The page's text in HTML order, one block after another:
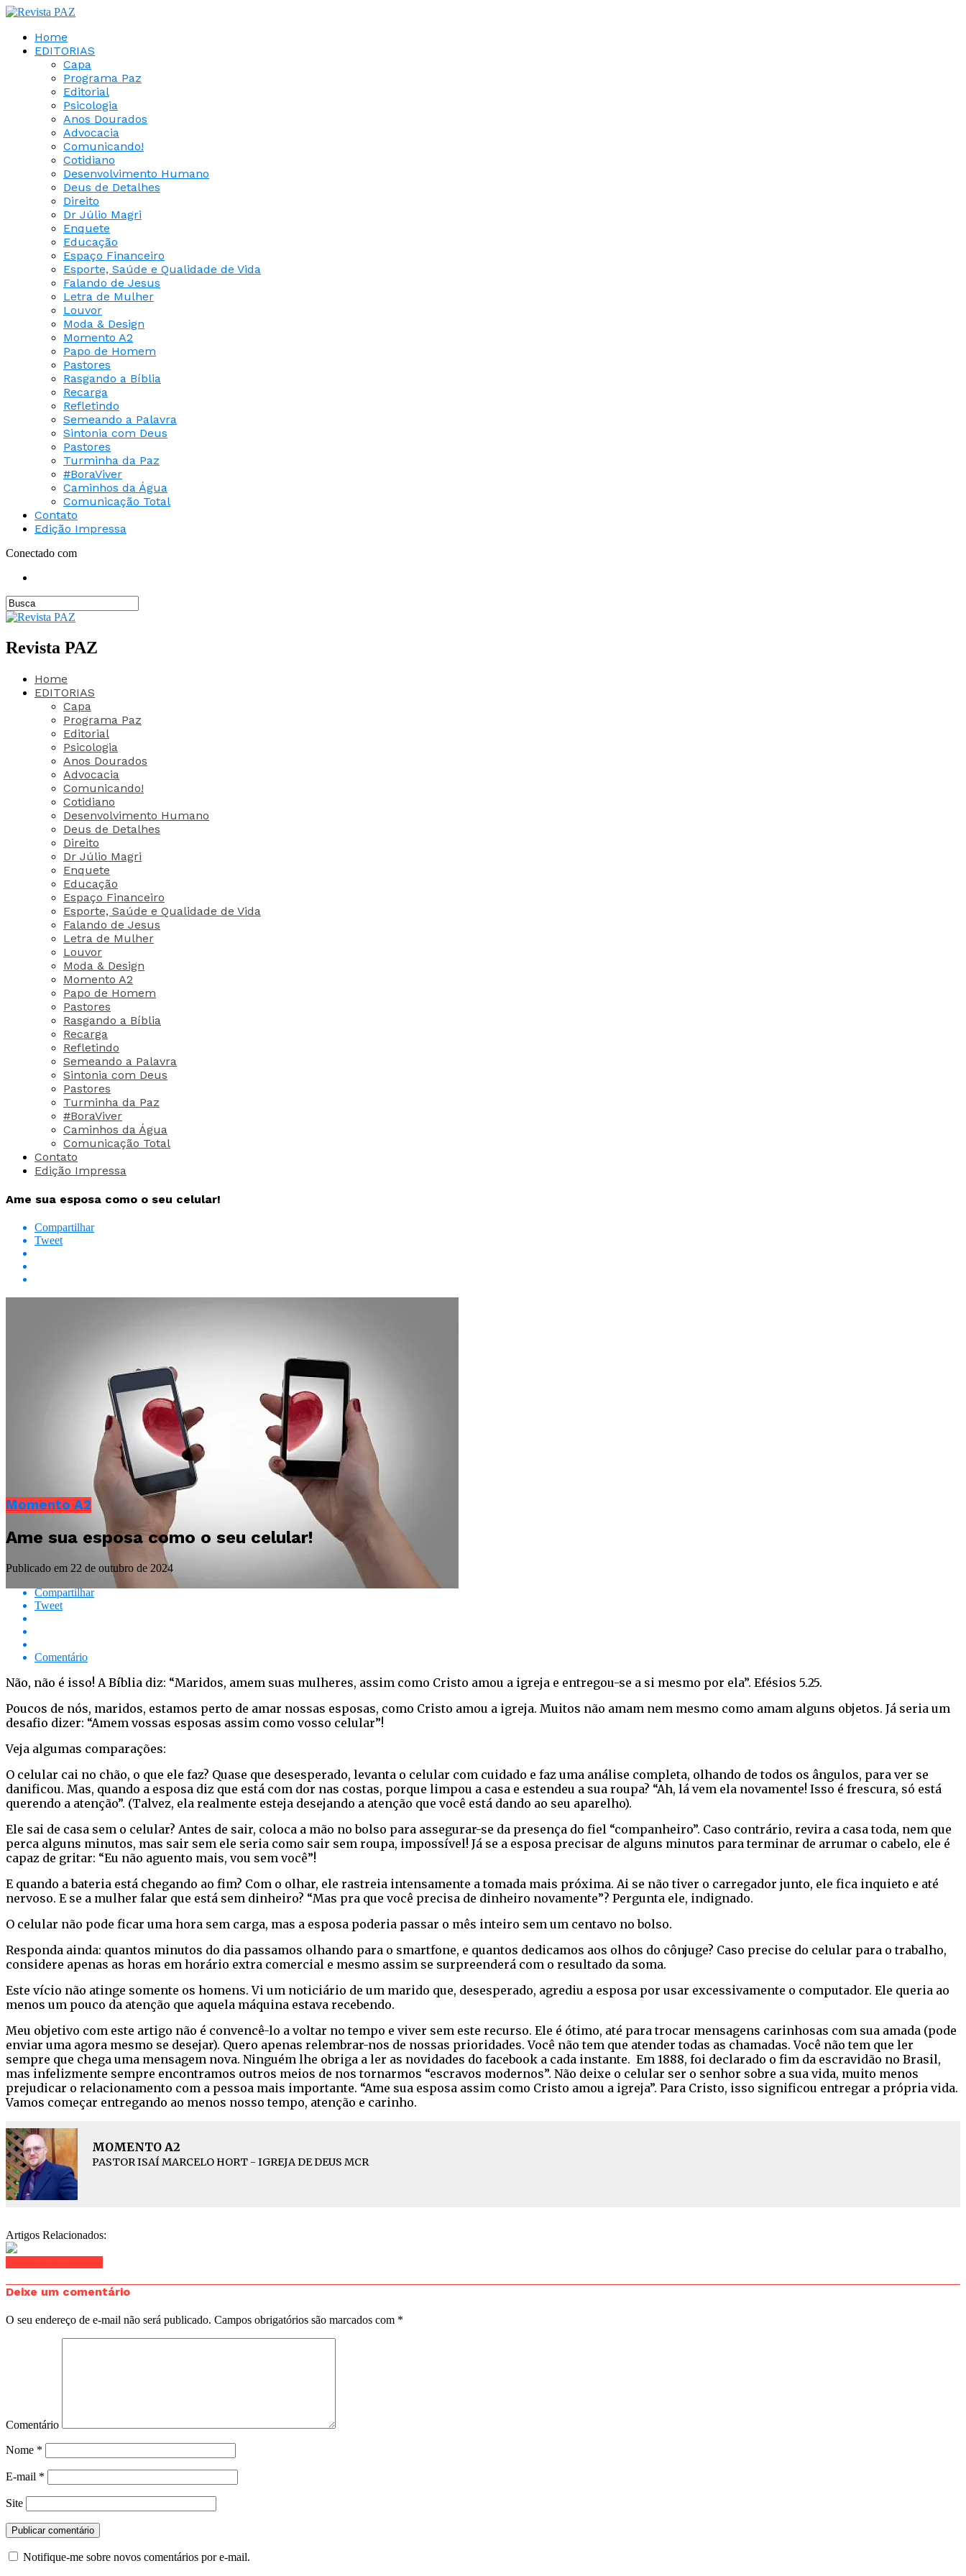
Home
EDITORIAS
Capa
Programa Paz
Editorial
Psicologia
Anos Dourados
Advocacia
Comunicando!
Cotidiano
Desenvolvimento Humano
Deus de Detalhes
Direito
Dr Júlio Magri
Enquete
Educação
Espaço Financeiro
Esporte, Saúde e Qualidade de Vida
Falando de Jesus
Letra de Mulher
Louvor
Moda & Design
Momento A2
Papo de Homem
Pastores
Rasgando a Bíblia
Recarga
Refletindo
Semeando a Palavra
Sintonia com Deus
Pastores
Turminha da Paz
#BoraViver
Caminhos da Água
Comunicação Total
Contato
Edição Impressa
Conectado com
Revista PAZ
Home
EDITORIAS
Capa
Programa Paz
Editorial
Psicologia
Anos Dourados
Advocacia
Comunicando!
Cotidiano
Desenvolvimento Humano
Deus de Detalhes
Direito
Dr Júlio Magri
Enquete
Educação
Espaço Financeiro
Esporte, Saúde e Qualidade de Vida
Falando de Jesus
Letra de Mulher
Louvor
Moda & Design
Momento A2
Papo de Homem
Pastores
Rasgando a Bíblia
Recarga
Refletindo
Semeando a Palavra
Sintonia com Deus
Pastores
Turminha da Paz
#BoraViver
Caminhos da Água
Comunicação Total
Contato
Edição Impressa
Ame sua esposa como o seu celular!
Compartilhar
Tweet
Momento A2
Ame sua esposa como o seu celular!
Publicado em 22 de outubro de 2024
Compartilhar
Tweet
Comentário
Não, não é isso! A Bíblia diz: “Maridos, amem suas mulheres, assim como Cristo amou a igreja e entregou-se a si mesmo por ela”. Efésios 5.25.
Poucos de nós, maridos, estamos perto de amar nossas esposas, como Cristo amou a igreja. Muitos não amam nem mesmo como amam alguns objetos. Já seria um
desafio dizer: “Amem vossas esposas assim como vosso celular”!
Veja algumas comparações:
O celular cai no chão, o que ele faz? Quase que desesperado, levanta o celular com cuidado e faz uma análise completa, olhando de todos os ângulos, para ver se
danificou. Mas, quando a esposa diz que está com dor nas costas, porque limpou a casa e estendeu a sua roupa? “Ah, lá vem ela novamente! Isso é frescura, só está
querendo a atenção”. (Talvez, ela realmente esteja desejando a atenção que você está dando ao seu aparelho).
Ele sai de casa sem o celular? Antes de sair, coloca a mão no bolso para assegurar-se da presença do fiel “companheiro”. Caso contrário, revira a casa toda, nem que
perca alguns minutos, mas sair sem ele seria como sair sem roupa, impossível! Já se a esposa precisar de alguns minutos para terminar de arrumar o cabelo, ele é
capaz de gritar: “Eu não aguento mais, vou sem você”!
E quando a bateria está chegando ao fim? Com o olhar, ele rastreia intensamente a tomada mais próxima. Ai se não tiver o carregador junto, ele fica inquieto e até
nervoso. E se a mulher falar que está sem dinheiro? “Mas pra que você precisa de dinheiro novamente”? Pergunta ele, indignado.
O celular não pode ficar uma hora sem carga, mas a esposa poderia passar o mês inteiro sem um centavo no bolso.
Responda ainda: quantos minutos do dia passamos olhando para o smartfone, e quantos dedicamos aos olhos do cônjuge? Caso precise do celular para o trabalho,
considere apenas as horas em horário extra comercial e mesmo assim se surpreenderá com o resultado da soma.
Este vício não atinge somente os homens. Vi um noticiário de um marido que, desesperado, agrediu a esposa por usar excessivamente o computador. Ele queria ao
menos um pouco da atenção que aquela máquina estava recebendo.
Meu objetivo com este artigo não é convencê-lo a voltar no tempo e viver sem este recurso. Ele é ótimo, até para trocar mensagens carinhosas com sua amada (pode
enviar uma agora mesmo se desejar). Quero apenas relembrar-nos de nossas prioridades. Você não tem que atender todas as chamadas. Você não tem que ler
sempre que chega uma mensagem nova. Ninguém lhe obriga a ler as novidades do facebook a cada instante. Em 1888, foi declarado o fim da escravidão no Brasil,
mas infelizmente sempre encontramos outros meios de nos tornarmos “escravos modernos”. Não deixe o celular ser o senhor sobre a sua vida, muito menos
prejudicar o relacionamento com a pessoa mais importante. “Ame sua esposa assim como Cristo amou a igreja”. Para Cristo, isso significou entregar a própria vida.
Vamos começar entregando ao menos nosso tempo, atenção e carinho.
MOMENTO A2
PASTOR ISAÍ MARCELO HORT - IGREJA DE DEUS MCR
Artigos Relacionados:
Deixe um comentário
O seu endereço de e-mail não será publicado. Campos obrigatórios são marcados com *
Comentário
Nome *
E-mail *
Site
Notifique-me sobre novos comentários por e-mail.